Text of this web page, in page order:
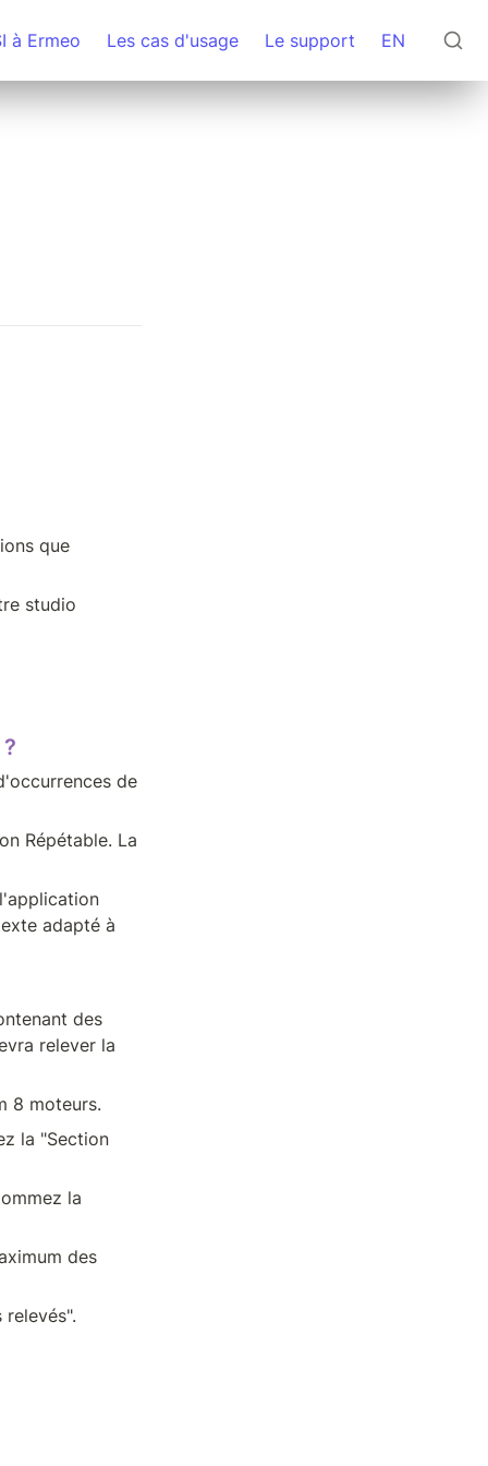
à Ermeo Les cas d'usage Le support EN
que
studio
de
Répétable. La
adapté à
des
relever la
8 moteurs.
la "Section
la
des